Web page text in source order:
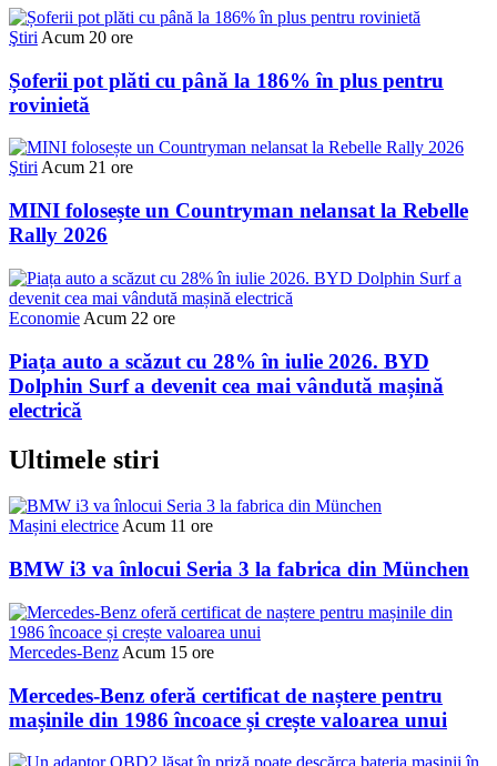
Ştiri Acum 20 ore
Șoferii pot plăti cu până la 186% în plus pentru
rovinietă
ŞtiriAcum 21 ore
MINI folosește un Countryman nelansat la Rebelle
Rally 2026
Economie Acum 22 ore
Piața auto a scăzut cu 28% în iulie 2026. BYD
Dolphin Surf a devenit cea mai vândută mașină
electrică
Ultimele stiri
Mașini electriceAcum 11 ore
BMW i3 va înlocui Seria 3 la fabrica din München
Mercedes-Benz Acum 15 ore
Mercedes-Benz oferă certificat de naștere pentru
mașinile din 1986 încoace și crește valoarea unui